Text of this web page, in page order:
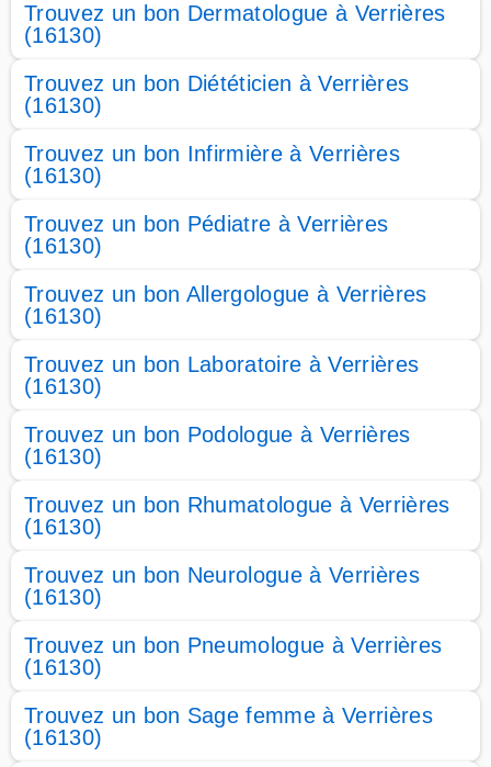
Trouvez un bon Dermatologue à Verrières
(16130)
Trouvez un bon Diététicien à Verrières
(16130)
Trouvez un bon Infirmière à Verrières
(16130)
Trouvez un bon Pédiatre à Verrières
(16130)
Trouvez un bon Allergologue à Verrières
(16130)
Trouvez un bon Laboratoire à Verrières
(16130)
Trouvez un bon Podologue à Verrières
(16130)
Trouvez un bon Rhumatologue à Verrières
(16130)
Trouvez un bon Neurologue à Verrières
(16130)
Trouvez un bon Pneumologue à Verrières
(16130)
Trouvez un bon Sage femme à Verrières
(16130)